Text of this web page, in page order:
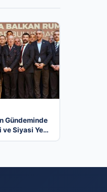
Gündeminde
Siyasi Yeni